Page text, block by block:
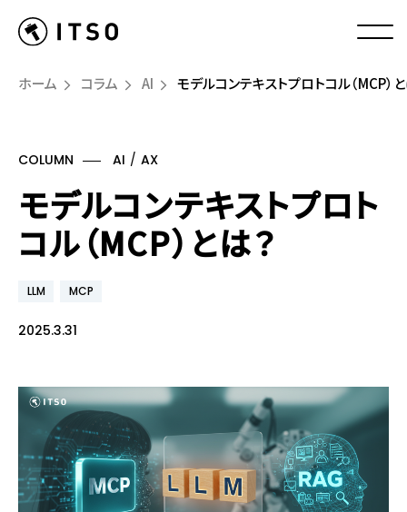
ホーム コラム AI モデルコンテキストプロトコル（MCP）
COLUMN AI AX
モデルコンテキストプロト
コル（MCP）とは？
LLM MCP
2025.3.31